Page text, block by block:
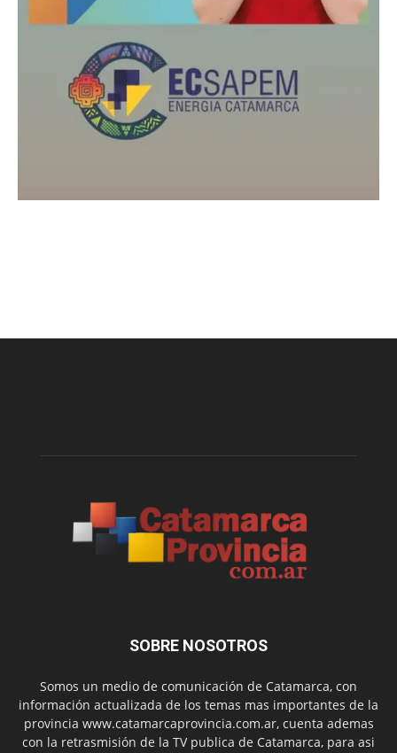
SOBRE NOSOTROS
Somos un medio de comunicación de Catamarca, con
información actualizada de los temas mas importantes de la
provincia www.catamarcaprovincia.com.ar, cuenta ademas
con la retrasmisión de la TV publica de Catamarca, para asi